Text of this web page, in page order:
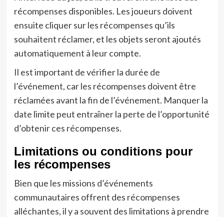
récompenses disponibles. Les joueurs doivent
ensuite cliquer sur les récompenses qu’ils
souhaitent réclamer, et les objets seront ajoutés
automatiquement à leur compte.
Il est important de vérifier la durée de
l’événement, car les récompenses doivent être
réclamées avant la fin de l’événement. Manquer la
date limite peut entraîner la perte de l’opportunité
d’obtenir ces récompenses.
Limitations ou conditions pour
les récompenses
Bien que les missions d’événements
communautaires offrent des récompenses
alléchantes, il y a souvent des limitations à prendre